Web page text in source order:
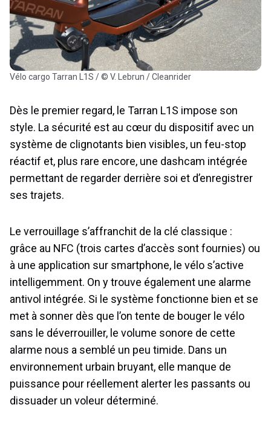
Vélo cargo Tarran L1S / © V. Lebrun / Cleanrider
Dès le premier regard, le Tarran L1S impose son
style. La sécurité est au cœur du dispositif avec un
système de clignotants bien visibles, un feu-stop
réactif et, plus rare encore, une dashcam intégrée
permettant de regarder derrière soi et d’enregistrer
ses trajets.
Le verrouillage s’affranchit de la clé classique :
grâce au NFC (trois cartes d’accès sont fournies) ou
à une application sur smartphone, le vélo s’active
intelligemment. On y trouve également une alarme
antivol intégrée. Si le système fonctionne bien et se
met à sonner dès que l’on tente de bouger le vélo
sans le déverrouiller, le volume sonore de cette
alarme nous a semblé un peu timide. Dans un
environnement urbain bruyant, elle manque de
puissance pour réellement alerter les passants ou
dissuader un voleur déterminé.